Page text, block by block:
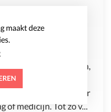
maakt deze
pijnstillers bij hoofpijn,
antibiotica bij een
klacht en kwaal is er
of medicijn. Tot zo v...